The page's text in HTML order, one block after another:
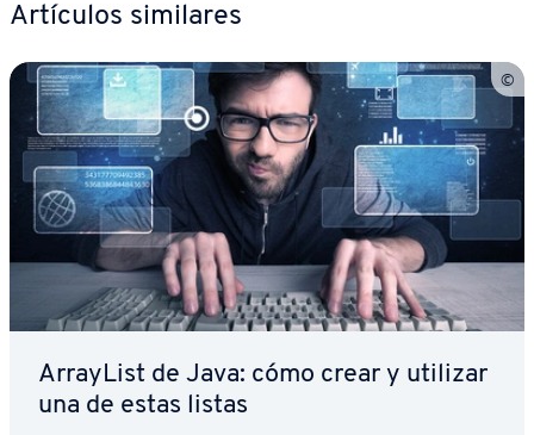
Artículos similares
ArrayList de Java: cómo crear y utilizar
una de estas listas